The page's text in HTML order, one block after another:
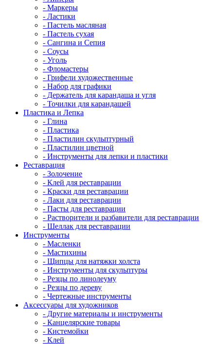
- Маркеры
- Ластики
- Пастель масляная
- Пастель сухая
- Сангина и Сепия
- Соусы
- Уголь
- Фломастеры
- Грифели художественные
- Набор для графики
- Держатель для карандаша и угля
- Точилки для карандашей
Пластика и Лепка
- Глина
- Пластика
- Пластилин скульптурный
- Пластилин цветной
- Инструменты для лепки и пластики
Реставрация
- Золочение
- Клей для реставрации
- Краски для реставрации
- Лаки для реставрации
- Пасты для реставрации
- Растворители и разбавители для реставрации
- Шеллак для реставрации
Инструменты
- Масленки
- Мастихины
- Щипцы для натяжки холста
- Инструменты для скульптуры
- Резцы по линолеуму
- Резцы по дереву
- Чертежные инструменты
Аксессуары для художников
- Другие материалы и инструменты
- Канцелярские товары
- Кистемойки
- Клей